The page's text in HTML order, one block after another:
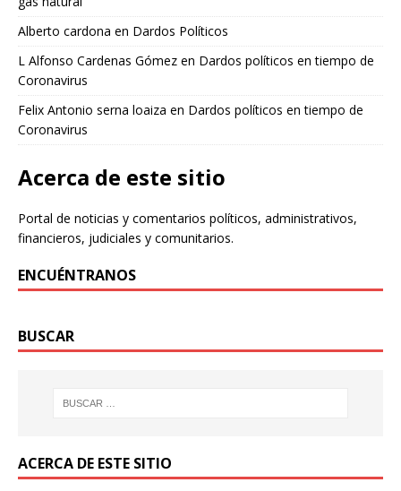
Alberto cardona en Dardos Políticos
L Alfonso Cardenas Gómez en Dardos políticos en tiempo de
Coronavirus
Felix Antonio serna loaiza en Dardos políticos en tiempo de
Coronavirus
Acerca de este sitio
Portal de noticias y comentarios políticos, administrativos,
financieros, judiciales y comunitarios.
ENCUÉNTRANOS
BUSCAR
ACERCA DE ESTE SITIO